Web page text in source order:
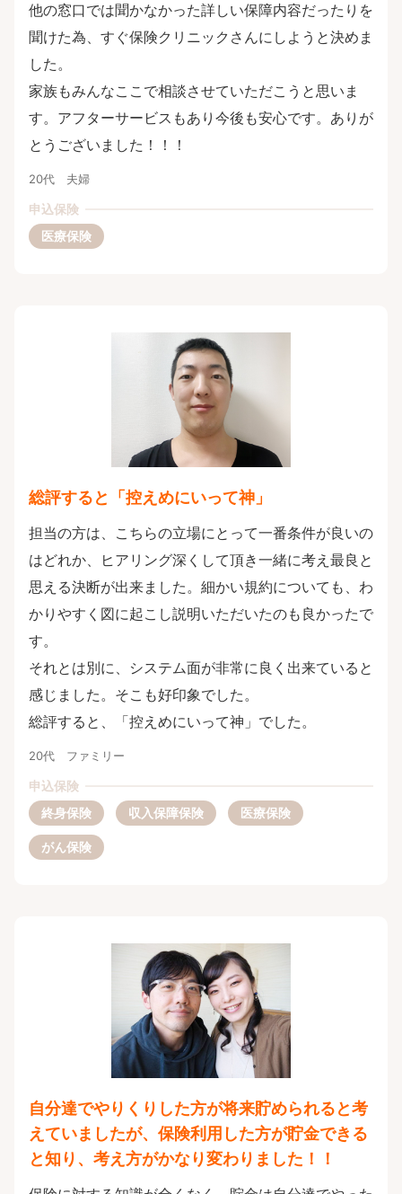
他の窓口では聞かなかった詳しい保障内容だったりを
聞けた為、すぐ保険クリニックさんにしようと決めま
した。
家族もみんなここで相談させていただこうと思いま
す。アフターサービスもあり今後も安心です。ありが
とうございました！！！
20代 夫婦
申込保険
医療保険
総評すると「控えめにいって神」
担当の方は、こちらの立場にとって一番条件が良いの
はどれか、ヒアリング深くして頂き一緒に考え最良と
思える決断が出来ました。細かい規約についても、わ
かりやすく図に起こし説明いただいたのも良かったで
す。
それとは別に、システム面が非常に良く出来ていると
感じました。そこも好印象でした。
総評すると、「控えめにいって神」でした。
20代 ファミリー
申込保険
終身保険
収入保障保険 医療保険
がん保険
自分達でやりくりした方が将来貯められると考
えていましたが、保険利用した方が貯金できる
と知り、考え方がかなり変わりました！！